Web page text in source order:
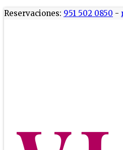
Reservaciones: 951 502 0850 -